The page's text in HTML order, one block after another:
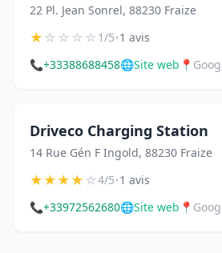
22 Pl. Jean Sonrel, 88230 Fraize
★☆☆☆☆1/5•1 avis
📞+33388688458🌐Site web 📍
Driveco Charging Station
14 Rue Gén F Ingold, 88230 Fraize
★★★★☆4/5•1 avis
📞+33972562680🌐Site web 📍